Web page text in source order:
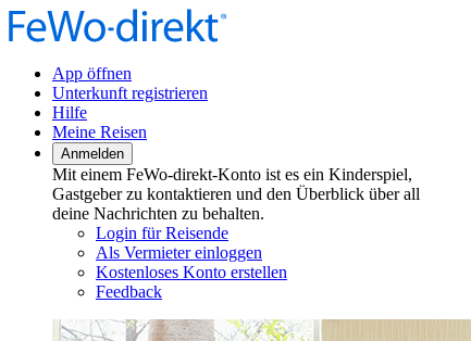
App öffnen
Unterkunft registrieren
Hilfe
Meine Reisen
Anmelden
Mit einem FeWo-direkt-Konto ist es ein Kinderspiel,
Gastgeber zu kontaktieren und den Überblick über all
deine Nachrichten zu behalten.
Login für Reisende
Als Vermieter einloggen
Kostenloses Konto erstellen
Feedback